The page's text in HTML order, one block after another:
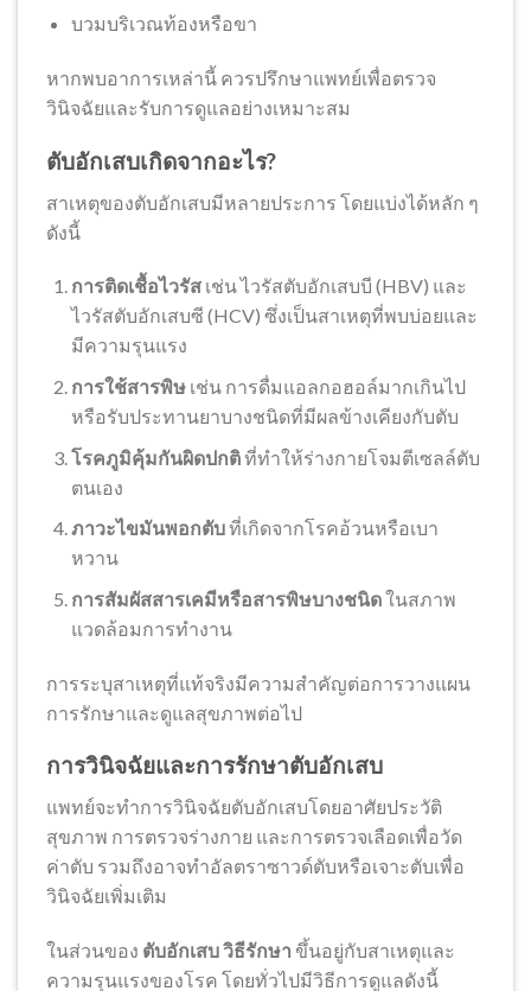
บวมบริเวณท้องหรือขา
หากพบอาการเหล่านี้ ควรปรึกษาแพทย์เพื่อตรวจ
วินิจฉัยและรับการดูแลอย่างเหมาะสม
ตับอักเสบเกิดจากอะไร?
สาเหตุของตับอักเสบมีหลายประการ โดยแบ่งได้หลัก ๆ
ดังนี้
การติดเชื้อไวรัสเช่น ไวรัสตับอักเสบบี (HBV) และ
ไวรัสตับอักเสบซี (HCV) ซึ่งเป็นสาเหตุที่พบบ่อยและ
มีความรุนแรง
การใช้สารพิษเช่น การดื่มแอลกอฮอล์มากเกินไป
หรือรับประทานยาบางชนิดที่มีผลข้างเคียงกับตับ
โรคภูมิคุ้มกันผิดปกติที่ทำให้ร่างกายโจมตีเซลล์ตับ
ตนเอง
ภาวะไขมันพอกตับที่เกิดจากโรคอ้วนหรือเบา
หวาน
การสัมผัสสารเคมีหรือสารพิษบางชนิดในสภาพ
แวดล้อมการทำงาน
การระบุสาเหตุที่แท้จริงมีความสำคัญต่อการวางแผน
การรักษาและดูแลสุขภาพต่อไป
การวินิจฉัยและการรักษาตับอักเสบ
แพทย์จะทำการวินิจฉัยตับอักเสบโดยอาศัยประวัติ
สุขภาพ การตรวจร่างกาย และการตรวจเลือดเพื่อวัด
ค่าตับ รวมถึงอาจทำอัลตราซาวด์ตับหรือเจาะตับเพื่อ
วินิจฉัยเพิ่มเติม
ในส่วนของ ตับอักเสบ วิธีรักษา ขึ้นอยู่กับสาเหตุและ
ความรุนแรงของโรค โดยทั่วไปมีวิธีการดูแลดังนี้